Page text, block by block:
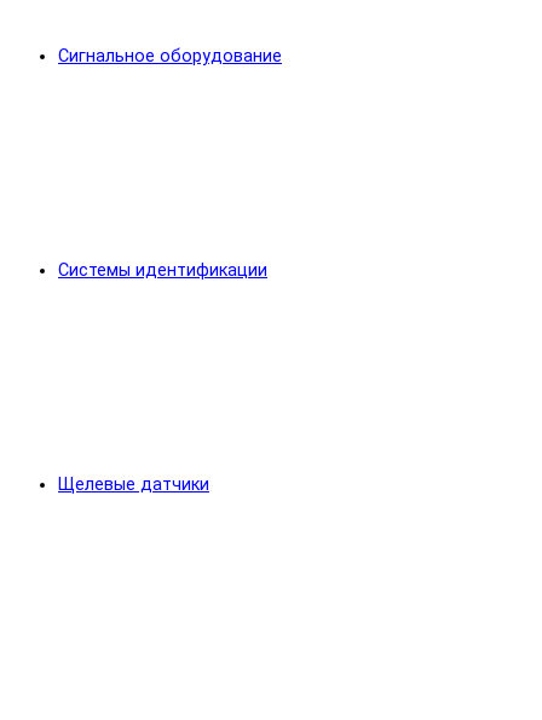
Сигнальное оборудование
Системы идентификации
Щелевые датчики